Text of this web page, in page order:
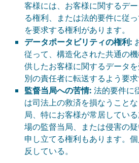
客様には、お客様に関するデ
る権利、または法的要件に従
を要求する権利があります。
データポータビリティの権利:
従って、構造化された共通の
供したお客様に関するデータ
別の責任者に転送するよう要求
監督当局への苦情: 法的要件に
は司法上の救済を損なうこと
局、特にお客様が常居してい
場の監督当局、または侵害の
申し立てる権利もあります。
反している。